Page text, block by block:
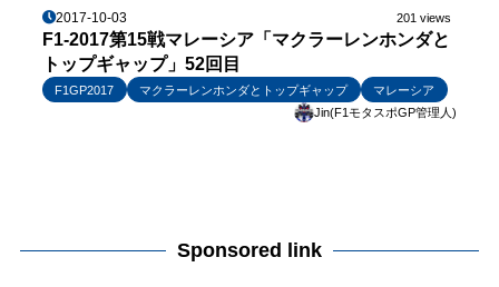
2017-10-03 201 views
F1-2017第15戦マレーシア「マクラーレンホンダと
トップギャップ」52回目
F1GP2017 マクラーレンホンダとトップギャップ
マレーシア
Jin(F1モタスポGP管理人)
Sponsored link